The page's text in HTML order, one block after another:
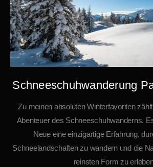
Schneeschuhwanderung
Zu meinen absoluten Winterfavoriten
Abenteuer des Schneeschuhwanderns.
Neue eine einzigartige Erfahrung,
Schneelandschaften zu wandern und die
reinsten Form zu